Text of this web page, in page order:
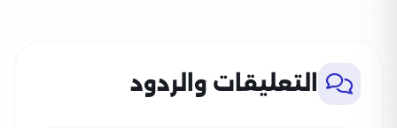
التعليقات والردود